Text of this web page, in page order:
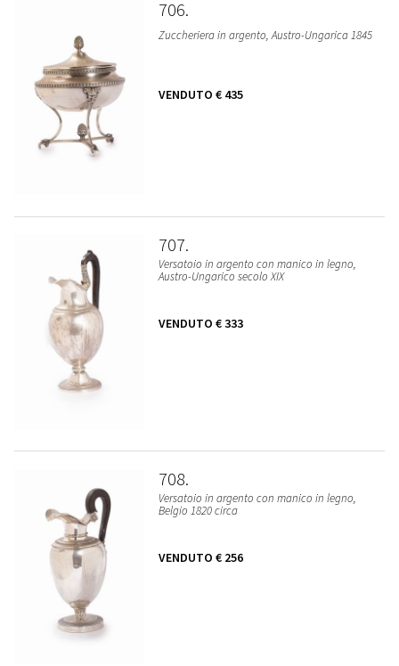
706
Zuccheriera in argento, Austro-Ungarica 1845
VENDUTO € 435
707
Versatoio in argento con manico in legno,
Austro-Ungarico secolo XIX
VENDUTO € 333
708
Versatoio in argento con manico in legno,
Belgio 1820 circa
VENDUTO € 256